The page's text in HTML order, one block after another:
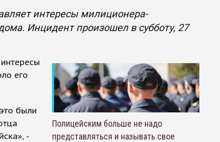
интересы милиционера-
Инцидент произошел в субботу, 27
его
были
-
Полицейским больше не надо
представляться и называть свое